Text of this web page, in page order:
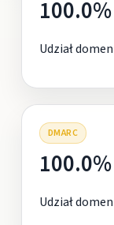
100.0%
Udział
DMARC
100.0%
Udział